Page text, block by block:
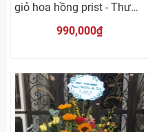
giỏ hoa hồng prist - Thương mình
990,000₫